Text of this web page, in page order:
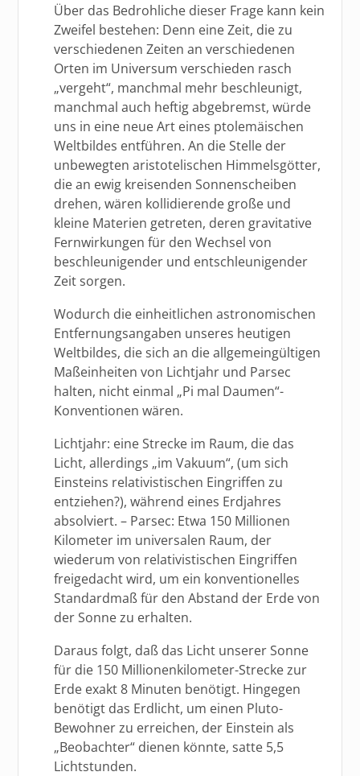
Über das Bedrohliche dieser Frage kann kein
Zweifel bestehen: Denn eine Zeit, die zu
verschiedenen Zeiten an verschiedenen
Orten im Universum verschieden rasch
„vergeht“, manchmal mehr beschleunigt,
manchmal auch heftig abgebremst, würde
uns in eine neue Art eines ptolemäischen
Weltbildes entführen. An die Stelle der
unbewegten aristotelischen Himmelsgötter,
die an ewig kreisenden Sonnenscheiben
drehen, wären kollidierende große und
kleine Materien getreten, deren gravitative
Fernwirkungen für den Wechsel von
beschleunigender und entschleunigender
Zeit sorgen.
Wodurch die einheitlichen astronomischen
Entfernungsangaben unseres heutigen
Weltbildes, die sich an die allgemeingültigen
Maßeinheiten von Lichtjahr und Parsec
halten, nicht einmal „Pi mal Daumen“-
Konventionen wären.
Lichtjahr: eine Strecke im Raum, die das
Licht, allerdings „im Vakuum“, (um sich
Einsteins relativistischen Eingriffen zu
entziehen?), während eines Erdjahres
absolviert. – Parsec: Etwa 150 Millionen
Kilometer im universalen Raum, der
wiederum von relativistischen Eingriffen
freigedacht wird, um ein konventionelles
Standardmaß für den Abstand der Erde von
der Sonne zu erhalten.
Daraus folgt, daß das Licht unserer Sonne
für die 150 Millionenkilometer-Strecke zur
Erde exakt 8 Minuten benötigt. Hingegen
benötigt das Erdlicht, um einen Pluto-
Bewohner zu erreichen, der Einstein als
„Beobachter“ dienen könnte, satte 5,5
Lichtstunden.